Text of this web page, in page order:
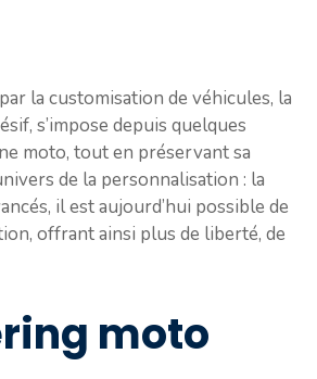
la customisation de véhicules, la
s’impose depuis quelques
moto, tout en préservant sa
de la personnalisation : la
il est aujourd’hui possible de
offrant ainsi plus de liberté, de
moto